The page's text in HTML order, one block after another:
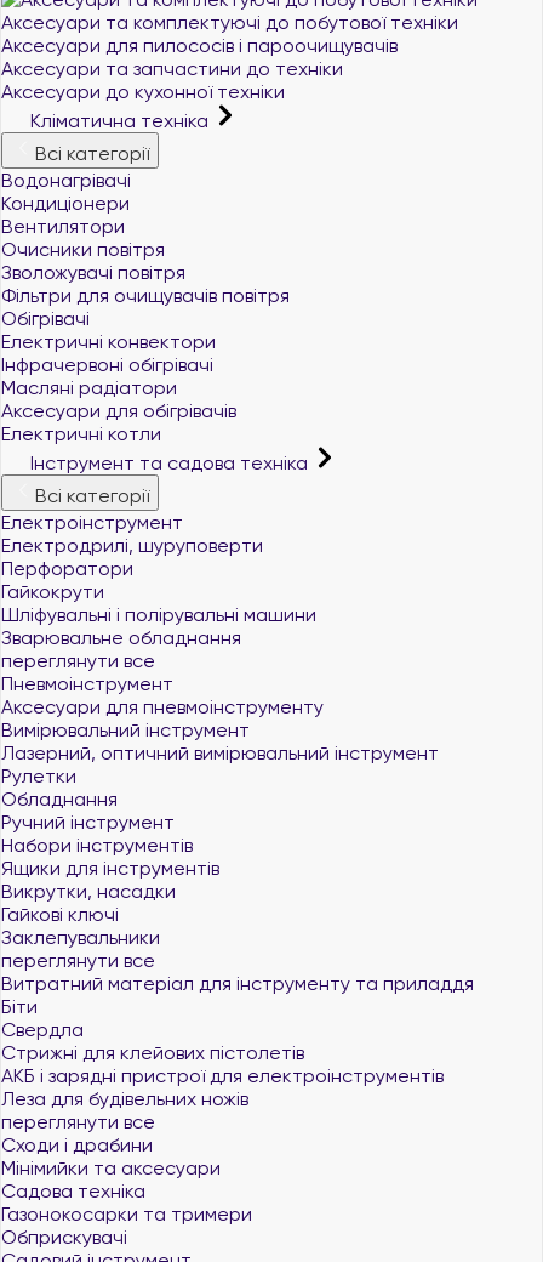
Аксесуари та комплектуючі до побутової техніки
Аксесуари для пилососів і пароочищувачів
Аксесуари та запчастини до техніки
Аксесуари до кухонної техніки
Кліматична техніка
Всі категорії
Водонагрівачі
Кондиціонери
Вентилятори
Очисники повітря
Зволожувачі повітря
Фільтри для очищувачів повітря
Обігрівачі
Електричні конвектори
Інфрачервоні обігрівачі
Масляні радіатори
Аксесуари для обігрівачів
Електричні котли
Інструмент та садова техніка
Всі категорії
Електроінструмент
Електродрилі, шуруповерти
Перфоратори
Гайкокрути
Шліфувальні і полірувальні машини
Зварювальне обладнання
переглянути все
Пневмоінструмент
Аксесуари для пневмоінструменту
Вимірювальний інструмент
Лазерний, оптичний вимірювальний інструмент
Рулетки
Обладнання
Ручний інструмент
Набори інструментів
Ящики для інструментів
Викрутки, насадки
Гайкові ключі
Заклепувальники
переглянути все
Витратний матеріал для інструменту та приладдя
Біти
Свердла
Стрижні для клейових пістолетів
АКБ і зарядні пристрої для електроінструментів
Леза для будівельних ножів
переглянути все
Сходи і драбини
Мінімийки та аксесуари
Садова техніка
Газонокосарки та тримери
Обприскувачі